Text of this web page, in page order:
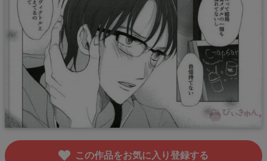
この作品をお気に入り登録する